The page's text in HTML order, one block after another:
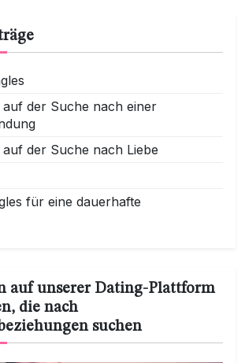
der Suche nach einer
der Suche nach Liebe
für eine dauerhafte
auf unserer Dating-Plattform
die nach
suchen